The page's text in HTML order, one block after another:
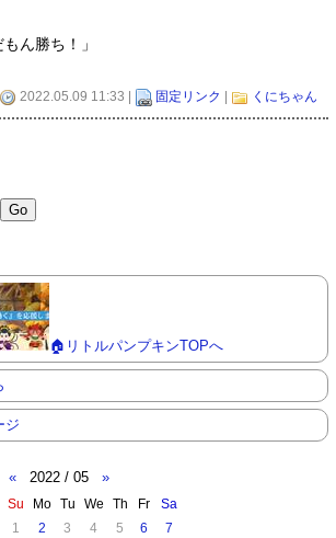
ん勝ち！」
2022.05.09 11:33 | 固定リンク くにちゃん
🏠リトルパンプキンTOPへ
« 2022 / 05 »
Su Mo Tu We Th Fr
Sa
1
2 3 4 5 6
7